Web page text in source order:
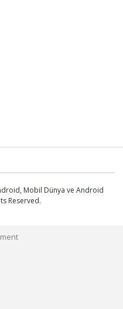
Mobil Dünya ve Android
Reserved.